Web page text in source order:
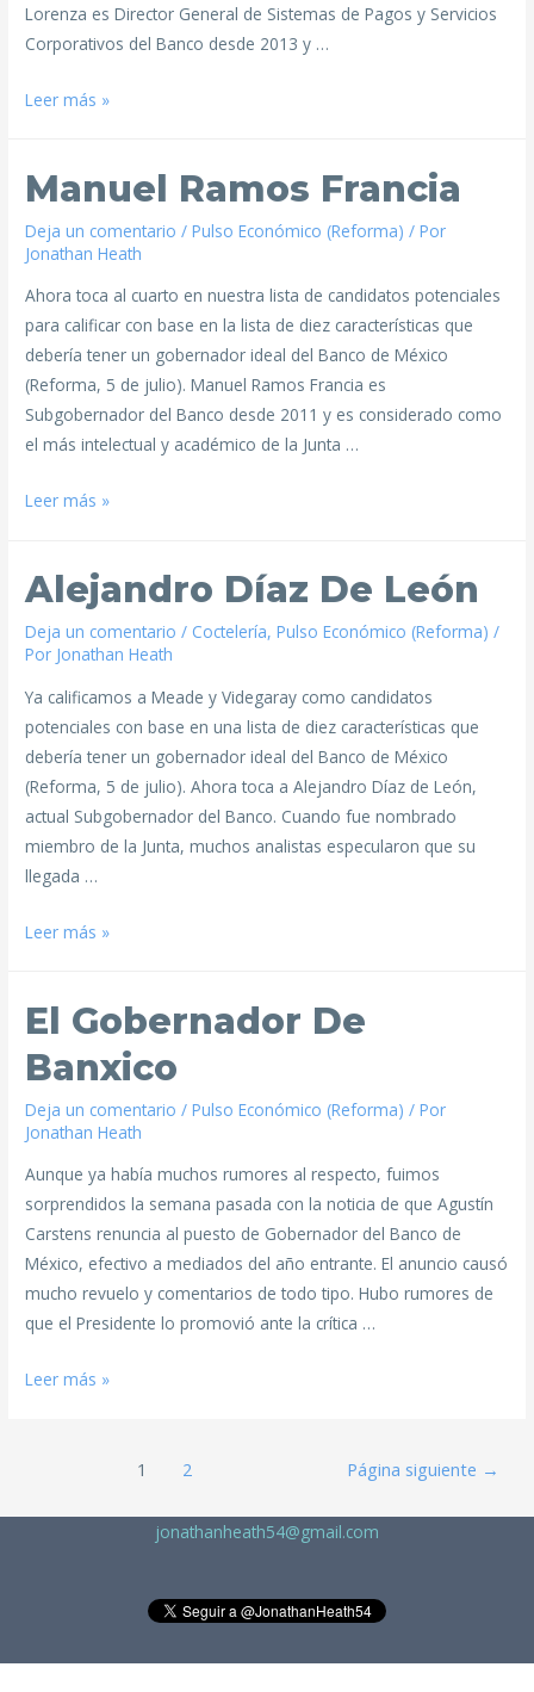
Lorenza es Director General de Sistemas de Pagos y Servicios
Corporativos del Banco desde 2013 y …
Leer más »
Manuel Ramos Francia
Deja un comentario /Pulso Económico (Reforma) / Por
Jonathan Heath
Ahora toca al cuarto en nuestra lista de candidatos potenciales
para calificar con base en la lista de diez características que
debería tener un gobernador ideal del Banco de México
(Reforma, 5 de julio). Manuel Ramos Francia es
Subgobernador del Banco desde 2011 y es considerado como
el más intelectual y académico de la Junta …
Leer más »
Alejandro Díaz De León
Deja un comentario / Coctelería,Pulso Económico (Reforma) /
Por Jonathan Heath
Ya calificamos a Meade y Videgaray como candidatos
potenciales con base en una lista de diez características que
debería tener un gobernador ideal del Banco de México
(Reforma, 5 de julio). Ahora toca a Alejandro Díaz de León,
actual Subgobernador del Banco. Cuando fue nombrado
miembro de la Junta, muchos analistas especularon que su
llegada …
Leer más »
El Gobernador De
Banxico
Deja un comentario /Pulso Económico (Reforma) / Por
Jonathan Heath
Aunque ya había muchos rumores al respecto, fuimos
sorprendidos la semana pasada con la noticia de que Agustín
Carstens renuncia al puesto de Gobernador del Banco de
México, efectivo a mediados del año entrante. El anuncio causó
mucho revuelo y comentarios de todo tipo. Hubo rumores de
que el Presidente lo promovió ante la crítica …
Leer más »
1 2 Página siguiente →
jonathanheath54@gmail.com